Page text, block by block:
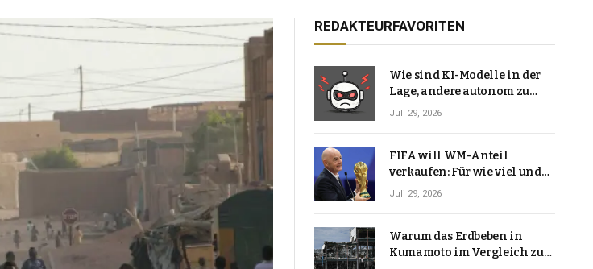
REDAKTEURFAVORITEN
Wie sind KI-Modelle in der
Lage, andere autonom zu
hacken? | Technologie-News
Juli 29, 2026
FIFA will WM-Anteil
verkaufen: Für wie viel und
warum macht Gianni
Juli 29, 2026
Warum das Erdbeben in
Kumamoto im Vergleich zu